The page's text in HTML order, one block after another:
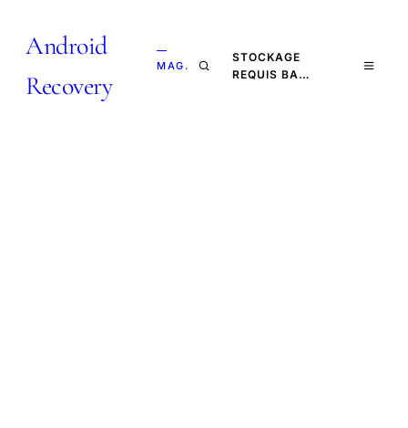
Android
Recovery
—
MAG.
STOCKAGE
REQUIS BA…